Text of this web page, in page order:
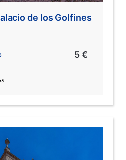
de los Golfines
5 €